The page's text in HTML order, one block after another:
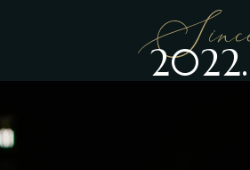
2022.